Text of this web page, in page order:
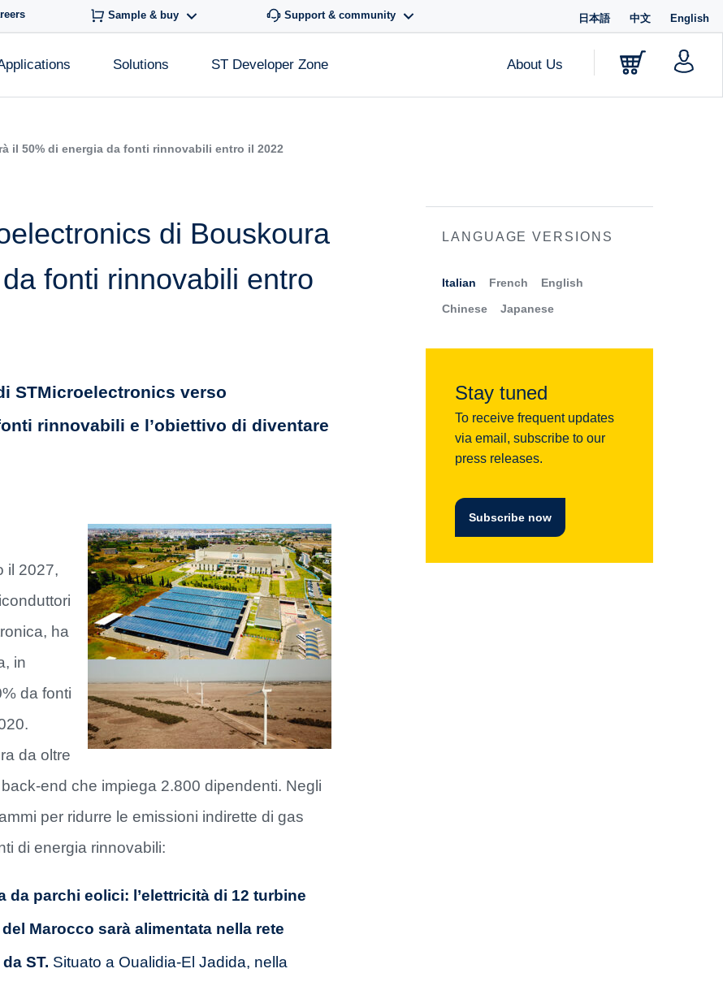
Sample & buy Support & community 日本語 中文 English
Solutions ST Developer Zone About Us
il 50% di energia da fonti rinnovabili entro il 2022
di Bouskoura
fonti rinnovabili entro
STMicroelectronics verso
rinnovabili e l’obiettivo di diventare
il 2027,
ha
in
da fonti
da oltre
end che impiega 2.800 dipendenti. Negli
per ridurre le emissioni indirette di gas
di energia rinnovabili:
da parchi eolici: l’elettricità di 12 turbine
Marocco sarà alimentata nella rete
ST. Situato a Oualidia-El Jadida, nella
LANGUAGE VERSIONS
Italian French
English
Chinese
Japanese
Stay tuned
To receive frequent updates
via email, subscribe to our
press releases.
Subscribe now